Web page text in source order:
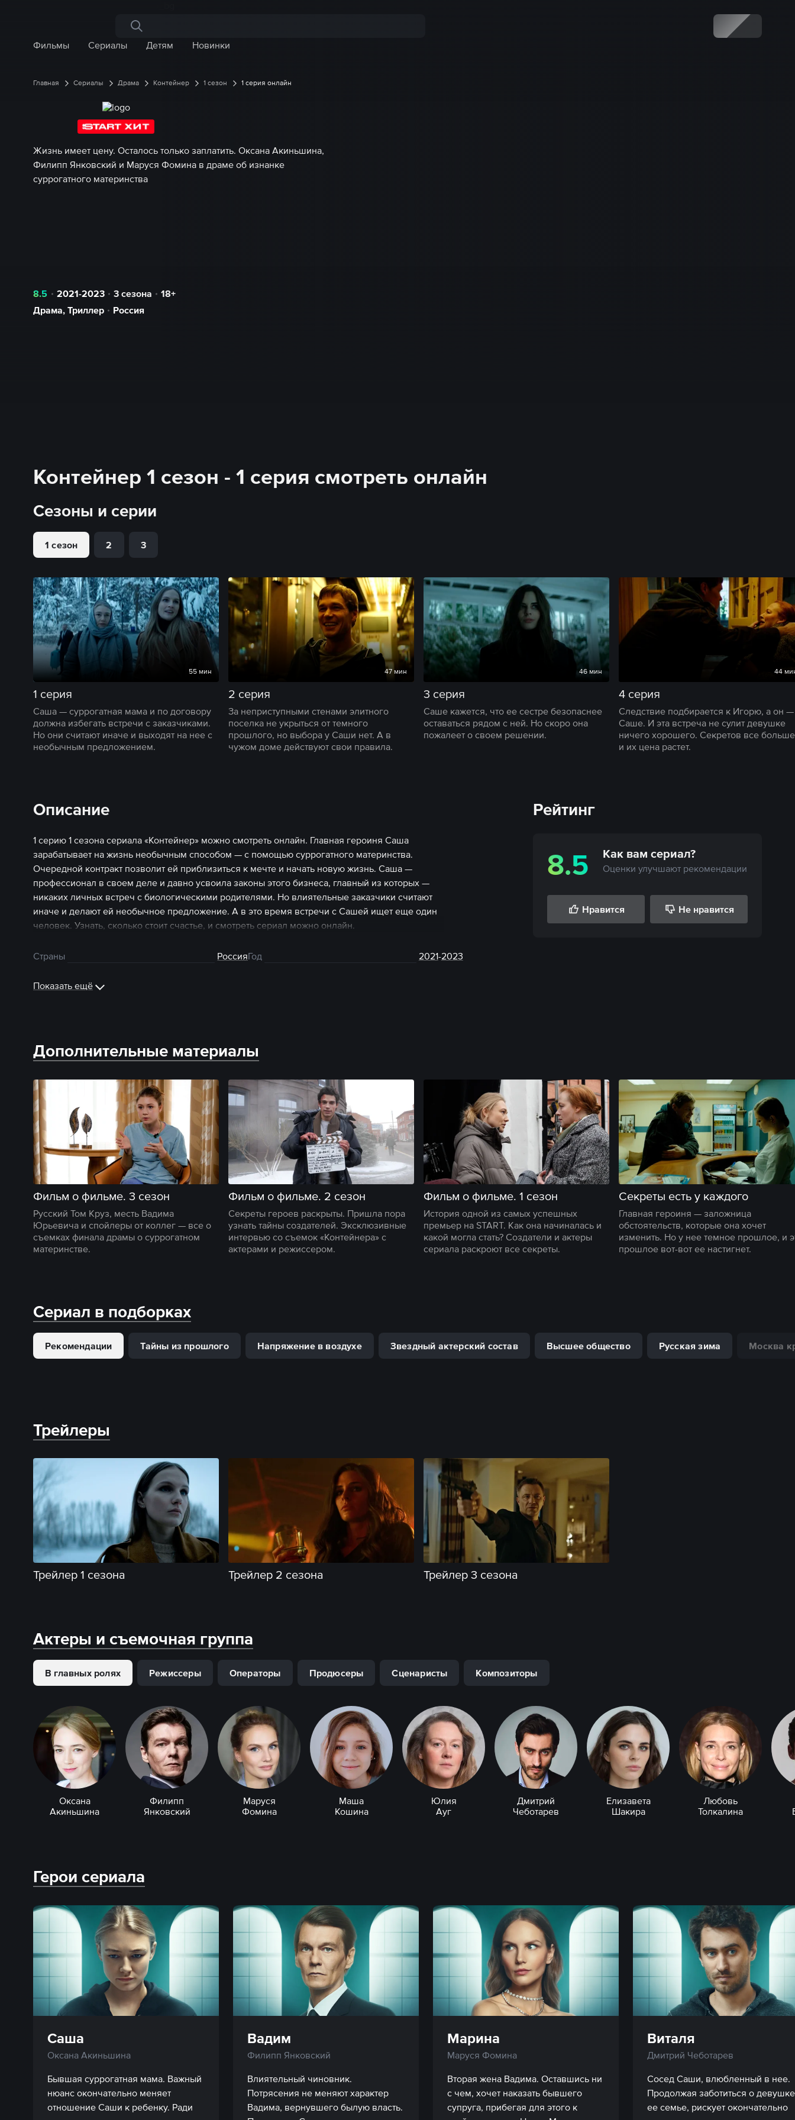
Поиск по сайту
Фильмы
Сериалы Детям Новинки
Главная Сериалы Драма Контейнер 1 сезон 1 серия онлайн
Жизнь имеет цену. Осталось только заплатить. Оксана Акиньшина,
Филипп Янковский и Маруся Фомина в драме об изнанке
суррогатного материнства
8.5 2021-2023 3 сезона
18+
Драма, Триллер Россия
Контейнер 1 сезон - 1 серия смотреть онлайн
Сезоны и серии
1 сезон 2 3
55 мин
1 серия
Саша — суррогатная мама и по договору
должна избегать встречи с заказчиками.
Но они считают иначе и выходят на нее с
необычным предложением.
47 мин
2 серия
За неприступными стенами элитного
поселка не укрыться от темного
прошлого, но выбора у Саши нет. А в
чужом доме действуют свои правила.
46 мин
3 серия
Саше кажется, что ее сестре безопаснее
оставаться рядом с ней. Но скоро она
пожалеет о своем решении.
44
4 серия
Следствие подбирается к Игорю, а он —
Саше. И эта встреча не сулит девушке
ничего хорошего. Секретов все
и их цена растет.
Описание
1 серию 1 сезона сериала «Контейнер» можно смотреть онлайн. Главная героиня Саша
зарабатывает на жизнь необычным способом — с помощью суррогатного материнства.
Очередной контракт позволит ей приблизиться к мечте и начать новую жизнь. Саша —
профессионал в своем деле и давно усвоила законы этого бизнеса, главный из которых —
никаких личных встреч с биологическими родителями. Но влиятельные заказчики считают
иначе и делают ей необычное предложение. А в это время встречи с Сашей ищет еще один
человек. Узнать, сколько стоит счастье, и смотреть сериал можно онлайн.
Страны РоссияГод 2021-2023
Показать ещё
Рейтинг
8.5 Как вам сериал?
Оценки улучшают рекомендации
Нравится Не нравится
Дополнительные материалы
Фильм о фильме. 3 сезон
Русский Том Круз, месть Вадима
Юрьевича и спойлеры от коллег — все о
съемках финала драмы о суррогатном
материнстве.
Фильм о фильме. 2 сезон
Секреты героев раскрыты. Пришла пора
узнать тайны создателей. Эксклюзивные
интервью со съемок «Контейнера» с
актерами и режиссером.
Фильм о фильме. 1 сезон
История одной из самых успешных
премьер на START. Как она начиналась и
какой могла стать? Создатели и актеры
сериала раскроют все секреты.
Секреты есть у каждого
Главная героиня — заложница
обстоятельств, которые она хочет
изменить. Но у нее темное прошлое, и
прошлое вот-вот ее настигнет.
Сериал в подборках
Рекомендации Тайны из прошлого Напряжение в воздухе Звездный актерский состав Высшее общество Русская зима Москва
Трейлеры
Трейлер 1 сезона Трейлер 2 сезона Трейлер 3 сезона
Актеры и съемочная группа
В главных ролях Режиссеры Операторы Продюсеры Сценаристы Композиторы
Оксана
Акиньшина
Филипп
Янковский
Маруся
Фомина
Маша
Кошина
Юлия
Ауг
Дмитрий
Чеботарев
Елизавета
Шакира
Любовь
Толкалина
Герои сериала
Саша
Оксана Акиньшина
Бывшая суррогатная мама. Важный
нюанс окончательно меняет
отношение Саши к ребенку. Ради
Вадим
Филипп Янковский
Влиятельный чиновник.
Потрясения не меняют характер
Вадима, вернувшего былую власть.
Марина
Маруся Фомина
Вторая жена Вадима. Оставшись ни
с чем, хочет наказать бывшего
супруга, прибегая для этого к
Виталя
Дмитрий Чеботарев
Сосед Саши, влюбленный в нее.
Продолжая заботиться о
ее семье, рискует окончательно